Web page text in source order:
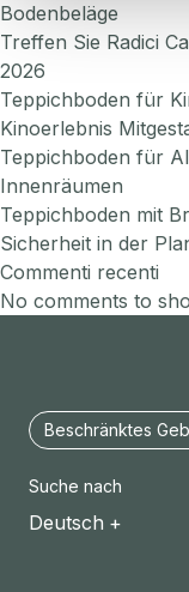
Bodenbeläge
Treffen Sie Radici
2026
Teppichboden für
Kinoerlebnis
Teppichboden für
Innenräumen
Teppichboden mit
Sicherheit in der
Commenti recenti
No comments to
Beschränktes
Suche nach
Deutsch